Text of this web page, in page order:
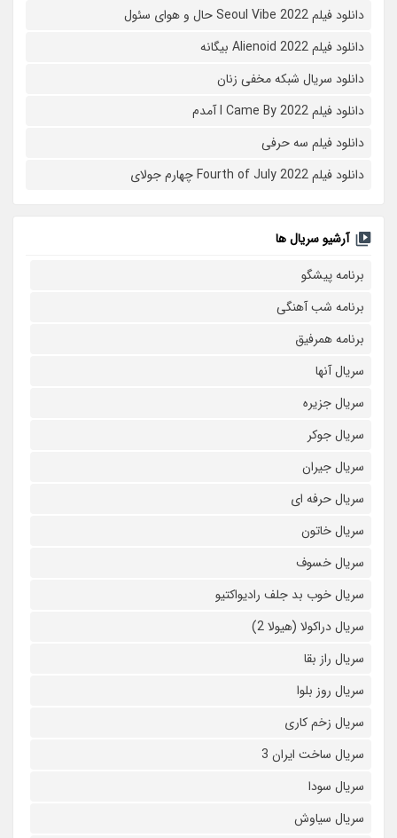
دانلود فیلم Seoul Vibe 2022 حال و هوای سئول
دانلود فیلم Alienoid 2022 بیگانه
دانلود سریال شبکه مخفی زنان
دانلود فیلم I Came By 2022 آمدم
دانلود فیلم سه حرفی
دانلود فیلم Fourth of July 2022 چهارم جولای
آرشیو سریال ها
برنامه پیشگو
برنامه شب آهنگی
برنامه همرفیق
سریال آنها
سریال جزیره
سریال جوکر
سریال جیران
سریال حرفه ای
سریال خاتون
سریال خسوف
سریال خوب بد جلف رادیواکتیو
سریال دراکولا (هیولا 2)
سریال راز بقا
سریال روز بلوا
سریال زخم کاری
سریال ساخت ایران 3
سریال سودا
سریال سیاوش